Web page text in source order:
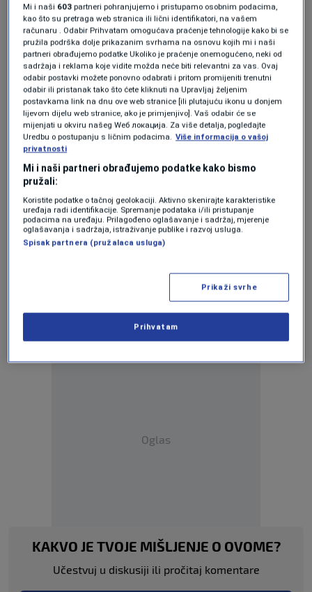
Golu je prethodio sjajan centaršut Amara
Dedića.
Igrač Benfice sjajno je pronašao bh.
defanzivca, koji je matirao golmana Mosqueru.
Pogledajte pogodak.
Nikola Katic !!!pic.twitter.com/hENCzm4mun
— Footy clip guy (@Preachfooty)
╰┈➤ Program N1 televizije možete pratiti
UŽIVO naovom linkukao i putem aplikacija za
NOGOMET NOGOMETNA REPREZENTACIJA BIH
Oglas
KAKVO JE TVOJE MIŠLJENJE O OVOME?
Učestvuj u diskusiji ili pročitaj komentare
Mi i naši 603 partneri pohranjujemo i pristupamo osobnim podacima,
kao što su pretraga web stranica ili lični identifikatori, na vašem
računaru . Odabir Prihvatam omogućava praćenje tehnologije kako bi se
pružila podrška dolje prikazanim svrhama na osnovu kojih mi i naši
partneri obrađujemo podatke Ukoliko je praćenje onemogućeno, neki od
sadržaja i reklama koje vidite možda neće biti relevantni za vas. Ovaj
odabir postavki možete ponovno odabrati i pritom promijeniti trenutni
odabir ili pristanak tako što ćete kliknuti na Upravljaj željenim
postavkama link na dnu ove web stranice [ili plutajuću ikonu u donjem
lijevom dijelu web stranice, ako je primjenjivo]. Vaš odabir će se
mijenjati u okviru našeg Wеб локација. Za više detalja, pogledajte
Uredbu o postupanju s ličnim podacima. Više informacija o vašoj
privatnosti
Mi i naši partneri obrađujemo podatke kako bismo
pružali:
Koristite podatke o tačnoj geolokaciji. Aktivno skenirajte karakteristike
uređaja radi identifikacije. Spremanje podataka i/ili pristupanje
podacima na uređaju. Prilagođeno oglašavanje i sadržaj, mjerenje
oglašavanja i sadržaja, istraživanje publike i razvoj usluga.
Spisak partnera (pružalaca usluga)
Prikaži svrhe
Prihvatam